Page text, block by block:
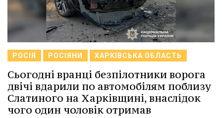
РОСІЯ РОСІЯНИ ХАРКІВСЬКА ОБЛАСТЬ
Сьогодні вранці безпілотники ворога
двічі вдарили по автомобілям поблизу
Слатиного на Харківщині, внаслідок
чого один чоловік отримав